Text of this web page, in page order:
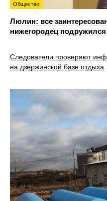
Общество
Люлин: все
нижегородец
Следователи проверяют
на дзержинской базе отдыха